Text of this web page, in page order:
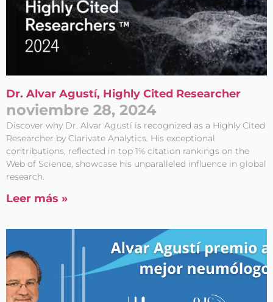
Dr. Alvar Agustí, Highly Cited Researcher
noviembre 28, 2024
Discover why Dr. Alvar Agustí is recognized as a Highly Cited
Researcher by Clarivate Analytics. His exceptional
contributions, reflected in top 1% citation rankings on the
Web of Science, showcase his unparalleled influence in global
research.
Leer más »